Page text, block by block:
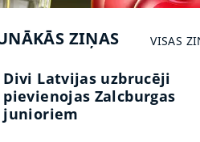
ZIŅAS VISAS
Divi Latvijas uzbrucēji
pievienojas Zalcburgas
junioriem